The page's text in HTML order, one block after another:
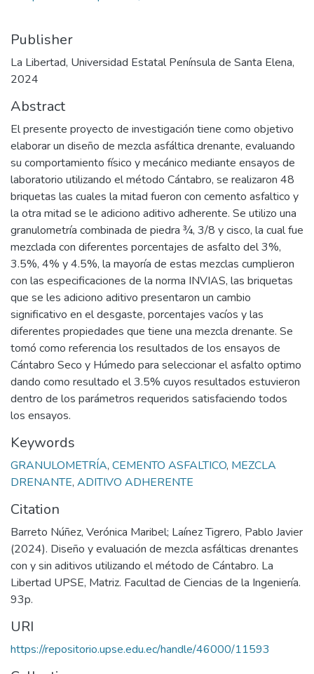
Publisher
La Libertad, Universidad Estatal Península de Santa Elena,
2024
Abstract
El presente proyecto de investigación tiene como objetivo
elaborar un diseño de mezcla asfáltica drenante, evaluando
su comportamiento físico y mecánico mediante ensayos de
laboratorio utilizando el método Cántabro, se realizaron 48
briquetas las cuales la mitad fueron con cemento asfaltico y
la otra mitad se le adiciono aditivo adherente. Se utilizo una
granulometría combinada de piedra ¾, 3/8 y cisco, la cual fue
mezclada con diferentes porcentajes de asfalto del 3%,
3.5%, 4% y 4.5%, la mayoría de estas mezclas cumplieron
con las especificaciones de la norma INVIAS, las briquetas
que se les adiciono aditivo presentaron un cambio
significativo en el desgaste, porcentajes vacíos y las
diferentes propiedades que tiene una mezcla drenante. Se
tomó como referencia los resultados de los ensayos de
Cántabro Seco y Húmedo para seleccionar el asfalto optimo
dando como resultado el 3.5% cuyos resultados estuvieron
dentro de los parámetros requeridos satisfaciendo todos
los ensayos.
Keywords
GRANULOMETRÍA, CEMENTO ASFALTICO, MEZCLA
DRENANTE, ADITIVO ADHERENTE
Citation
Barreto Núñez, Verónica Maribel; Laínez Tigrero, Pablo Javier
(2024). Diseño y evaluación de mezcla asfálticas drenantes
con y sin aditivos utilizando el método de Cántabro. La
Libertad UPSE, Matriz. Facultad de Ciencias de la Ingeniería.
93p.
URI
https://repositorio.upse.edu.ec/handle/46000/11593